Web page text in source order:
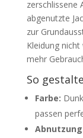
zerschlissene
abgenutzte
zur
Kleidung
mehr
So
Farbe:
passen